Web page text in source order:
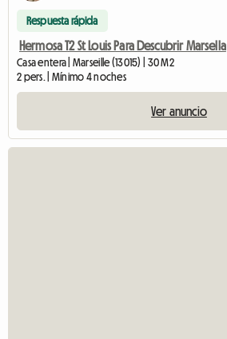
Respuesta rápida
Hermosa T2 St Louis Para Descubrir Marsella
Casa entera | Marseille (13015) | 30 M2
2 pers. | Mínimo 4 noches
Ver anuncio